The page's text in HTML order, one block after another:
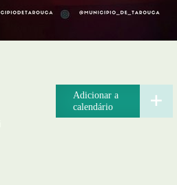
Adicionar a
calendário